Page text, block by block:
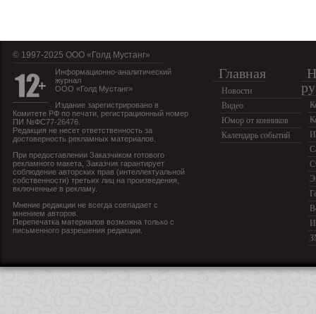
© 1997-2025 OOO «Голд Мустанг»
Информационно-аналитический
журнал
ООО «Голд Мустанг»
Издание зарегистрировано в
Комитете РФ по печати, регистрационный номер
ПИ №ФС77-26476.
Редакция не несет ответственность за
достоверность рекламных материалов.
При предоставлении Заказчиком готового
рекламного макета, Заказчик гарантирует
соблюдение авторских прав (интеллектуальной
собственности) третьих лиц на произведения,
включенные в рекламу.
Мнение редакции не всегда совпадает с
мнением авторов.
Перепечатка материалов возможна только с
письменного разрешения редакции.
Главная
Новости
Видео
Юмор от конников
Календарь событий